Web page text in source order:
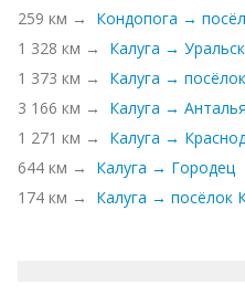
259 км →
Кондопога →
1 328 км →
Калуга → Уральск
1 373 км →
Калуга →
3 166 км →
Калуга → Анталья
1 271 км →
Калуга →
644 км →
Калуга → Городец
174 км →
Калуга → посёлок